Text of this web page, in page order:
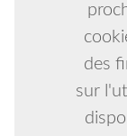
des
sur